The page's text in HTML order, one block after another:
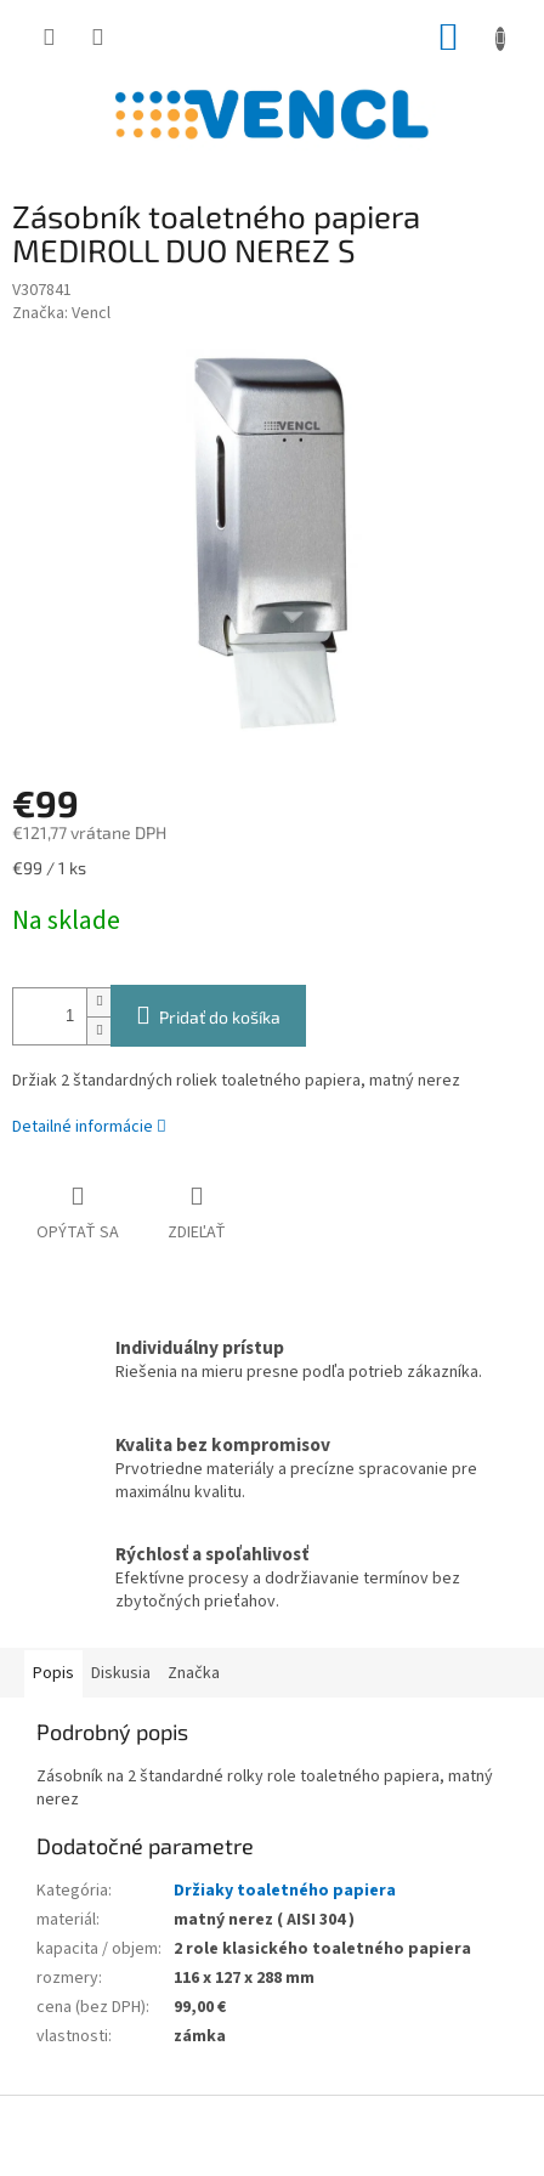
Zásobník toaletného papiera
MEDIROLL DUO NEREZ S
V307841
Značka: Vencl
€99
€121,77 vrátane DPH
Jednotková
€99 / 1 ks
Na sklade
Pridať do košíka
Držiak 2 štandardných roliek toaletného papiera, matný nerez
Detailné informácie
OPÝTAŤ SA ZDIEĽAŤ
Individuálny prístup
Riešenia na mieru presne podľa potrieb zákazníka.
Kvalita bez kompromisov
Prvotriedne materiály a precízne spracovanie pre
maximálnu kvalitu.
Rýchlosť a spoľahlivosť
Efektívne procesy a dodržiavanie termínov bez
zbytočných prieťahov.
Popis Diskusia Značka
Podrobný popis
Zásobník na 2 štandardné rolky role toaletného papiera, matný
nerez
Dodatočné parametre
Kategória:
Držiaky toaletného papiera
materiál:
matný nerez ( AISI 304 )
kapacita / objem: 2 role klasického toaletného papiera
rozmery:
116 x 127 x 288 mm
cena (bez DPH):
99,00 €
vlastnosti: zámka